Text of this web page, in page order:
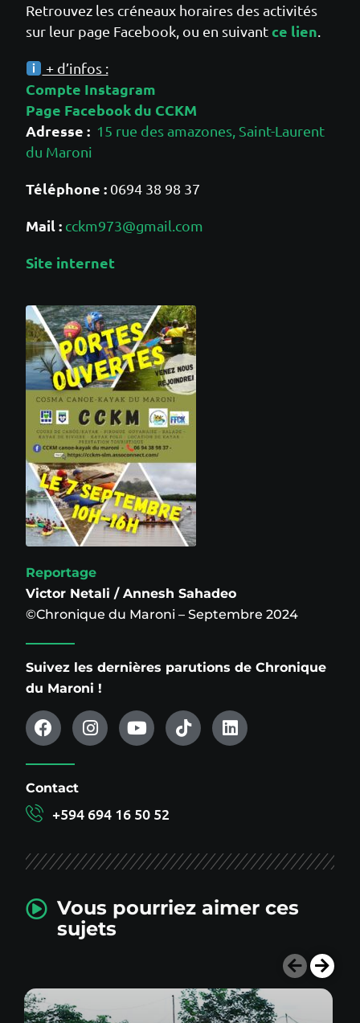
Retrouvez les créneaux horaires des activités
sur leur page Facebook, ou en suivantce lien
+ d’infos :
Compte Instagram
Page Facebook du CCKM
Adresse : 15 rue des amazones, Saint-Laurent
du Maroni
Téléphone : 0694 38 98 37
Mail : cckm973@gmail.com
Site internet
Reportage
Victor Netali / Annesh Sahadeo
©Chronique du Maroni – Septembre 2024
Suivez les dernières parutions de Chronique
du Maroni !
Contact
+594 694 16 50 52
Vous pourriez aimer ces
sujets